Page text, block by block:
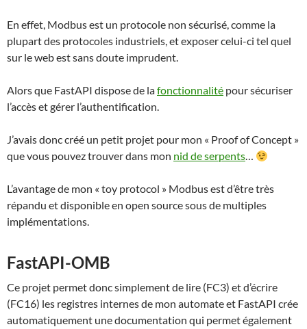
En effet, Modbus est un protocole non sécurisé, comme la
plupart des protocoles industriels, et exposer celui-ci tel quel
sur le web est sans doute imprudent.
Alors que FastAPI dispose de lafonctionnalité pour sécuriser
l’accès et gérer l’authentification.
J’avais donc créé un petit projet pour mon « Proof of Concept »
que vous pouvez trouver dans mon nid de serpents…
L’avantage de mon « toy protocol » Modbus est d’être très
répandu et disponible en open source sous de multiples
implémentations.
FastAPI-OMB
Ce projet permet donc simplement de lire (FC3) et d’écrire
(FC16) les registres internes de mon automate et FastAPI crée
automatiquement une documentation qui permet également